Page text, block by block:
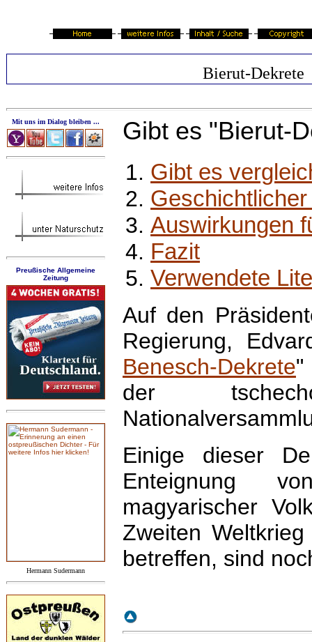
Bierut-Dekrete
Mit uns im Dialog bleiben ...
Preußische Allgemeine
Zeitung
Hermann Sudermann
Gibt es "Bierut-
Gibt es
Auswirkungen
Fazit
Verwendete
Auf den
Regierung,
Benesch-Dekrete"
der
Einige dieser
Enteignung
magyarischer
Zweiten
betreffen, sind